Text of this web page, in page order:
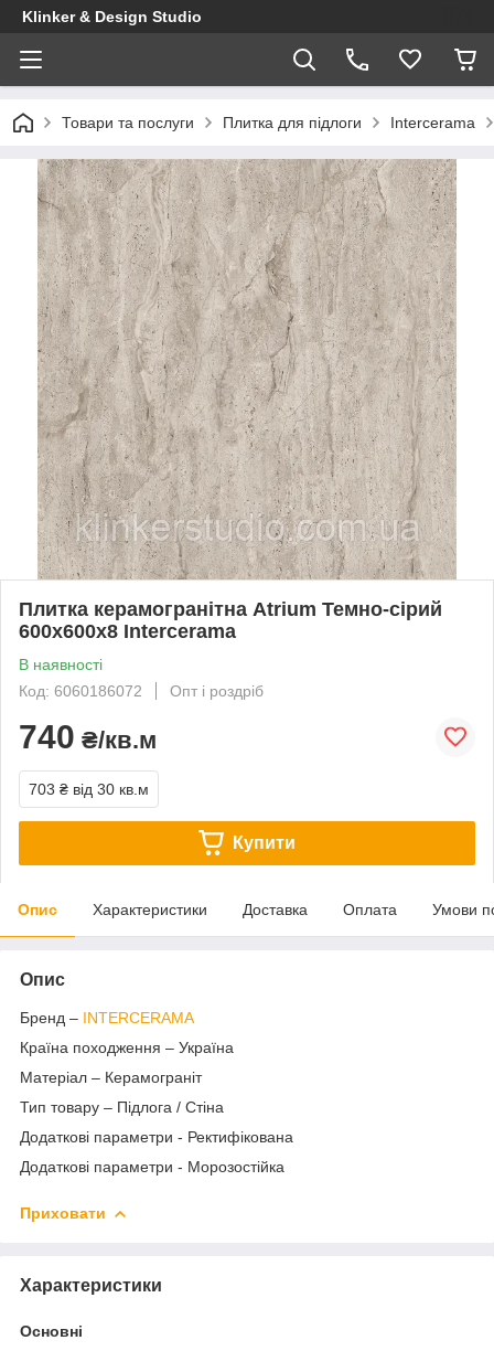
Klinker & Design Studio
Товари та послуги Плитка для підлоги Intercerama
Плитка керамогранітна Atrium Темно-сірий
600x600x8 Intercerama
В наявності
Код: 6060186072
Опт і роздріб
740 ₴/кв.м
703 ₴ від 30 кв.м
Купити
Опис Характеристики Доставка Оплата Умови
Опис
Бренд – INTERCERAMA
Країна походження – Україна
Матеріал – Керамограніт
Тип товару – Підлога / Стіна
Додаткові параметри - Ректифікована
Додаткові параметри - Морозостійка
Приховати
Характеристики
Основні